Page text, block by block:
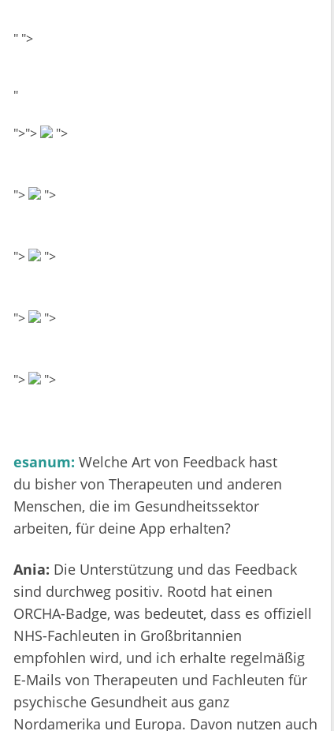
" ">
"
">"> ">
"> ">
"> ">
"> ">
"> ">
esanum: Welche Art von Feedback hast
du bisher von Therapeuten und anderen
Menschen, die im Gesundheitssektor
arbeiten, für deine App erhalten?
Ania: Die Unterstützung und das Feedback
sind durchweg positiv. Rootd hat einen
ORCHA-Badge, was bedeutet, dass es offiziell
NHS-Fachleuten in Großbritannien
empfohlen wird, und ich erhalte regelmäßig
E-Mails von Therapeuten und Fachleuten für
psychische Gesundheit aus ganz
Nordamerika und Europa. Davon nutzen auch